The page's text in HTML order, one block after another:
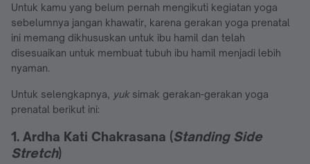
Untuk kamu yang belum pernah mengikuti kegiatan yoga
sebelumnya jangan khawatir, karena gerakan yoga prenatal
ini memang dikhususkan untuk ibu hamil dan telah
disesuaikan untuk membuat tubuh ibu hamil menjadi lebih
nyaman.
Untuk selengkapnya, yuk simak gerakan-gerakan yoga
prenatal berikut ini:
1. Ardha Kati Chakrasana (Standing Side
Stretch)